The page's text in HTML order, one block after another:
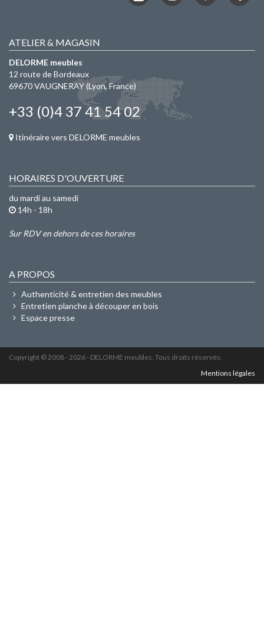
ATELIER & MAGASIN
DELORME meubles
12 route de Bordeaux
69670VAUGNERAY(Lyon, France)
+33 (0)4 37 41 54 02
Itinéraire vers DELORME meubles
HORAIRES D'OUVERTURE
du mardi au samedi
14h - 18h
Sur RDV en dehors de ces horaires
A PROPOS
Authenticité & entretien des meubles
Entretien planche à découper en bois
Espace presse
Copyright © 2008 - 2026- DELORME meubles. Tous droits réservés.
Mentions légales